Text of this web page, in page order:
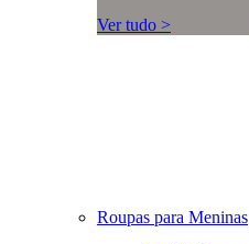
Ver tudo >
Roupas para Meninas